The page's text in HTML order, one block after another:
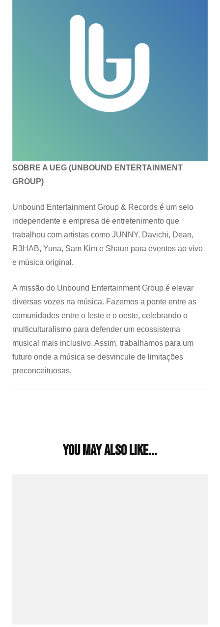
SOBRE A UEG (UNBOUND ENTERTAINMENT
GROUP)
Unbound Entertainment Group & Records é um selo
independente e empresa de entretenimento que
trabalhou com artistas como JUNNY, Davichi, Dean,
R3HAB, Yuna, Sam Kim e Shaun para eventos ao vivo
e música original.
A missão do Unbound Entertainment Group é elevar
diversas vozes na música. Fazemos a ponte entre as
comunidades entre o leste e o oeste, celebrando o
multiculturalismo para defender um ecossistema
musical mais inclusivo. Assim, trabalhamos para um
futuro onde a música se desvincule de limitações
preconceituosas.
You may also like...